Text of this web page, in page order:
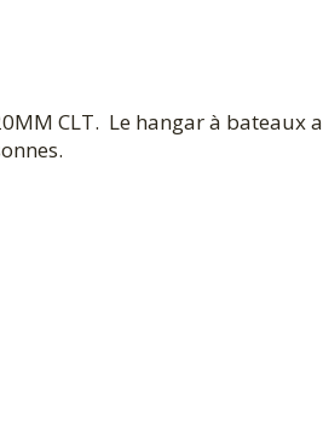
CLT. Le hangar à bateaux a